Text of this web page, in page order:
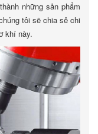
những sản phẩm
tôi sẽ chia sẻ chi
khí này.